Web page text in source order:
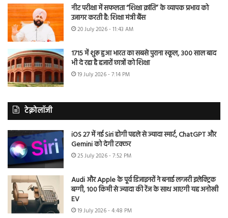
नीट परीक्षा में सफलता “शिक्षा क्रांति” के व्यापक प्रभाव को
उजागर करती है: शिक्षा मंत्री बैंस
20 July 2026 - 11:43 AM
1715 में शुरू हुआ भारत का सबसे पुराना स्कूल, 300 साल बाद
भी दे रहा है हजारों छात्रों को शिक्षा
19 July 2026 - 7:14 PM
टेक्नोलॉजी
iOS 27 में नई Siri होगी पहले से ज्यादा स्मार्ट, ChatGPT और
Gemini को देगी टक्कर
25 July 2026 - 7:52 PM
Audi और Apple के पूर्व डिजाइनरों ने बनाई लग्जरी इलेक्ट्रिक
बग्गी, 100 किमी से ज्यादा की रेंज के साथ आएगी यह अनोखी
EV
19 July 2026 - 4:48 PM